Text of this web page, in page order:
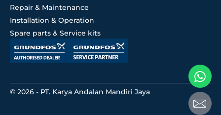
Repair & Maintenance
Installation & Operation
Spare parts & Service kits
© 2026 - PT. Karya Andalan Mandiri Jaya